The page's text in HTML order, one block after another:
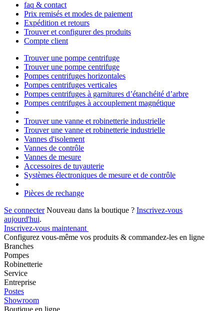
faq & contact
Prix remisés et modes de paiement
Expédition et retours
Trouver et configurer des produits
Compte client
Trouver une pompe centrifuge
Trouver une pompe centrifuge
Pompes centrifuges horizontales
Pompes centrifuges verticales
Pompes centrifuges à garnitures d’étanchéité d’arbre
Pompes centrifuges à accouplement magnétique
Trouver une vanne et robinetterie industrielle
Trouver une vanne et robinetterie industrielle
Vannes d'isolement
Vannes de contrôle
Vannes de mesure
Accessoires de tuyauterie
Systèmes électroniques de mesure et de contrôle
Pièces de rechange
Se connecter Nouveau dans la boutique ? Inscrivez-vous
aujourd'hui.
Inscrivez-vous maintenant
Configurez vous-même vos produits & commandez-les en ligne
Branches
Pompes
Robinetterie
Service
Entreprise
Postes
Showroom